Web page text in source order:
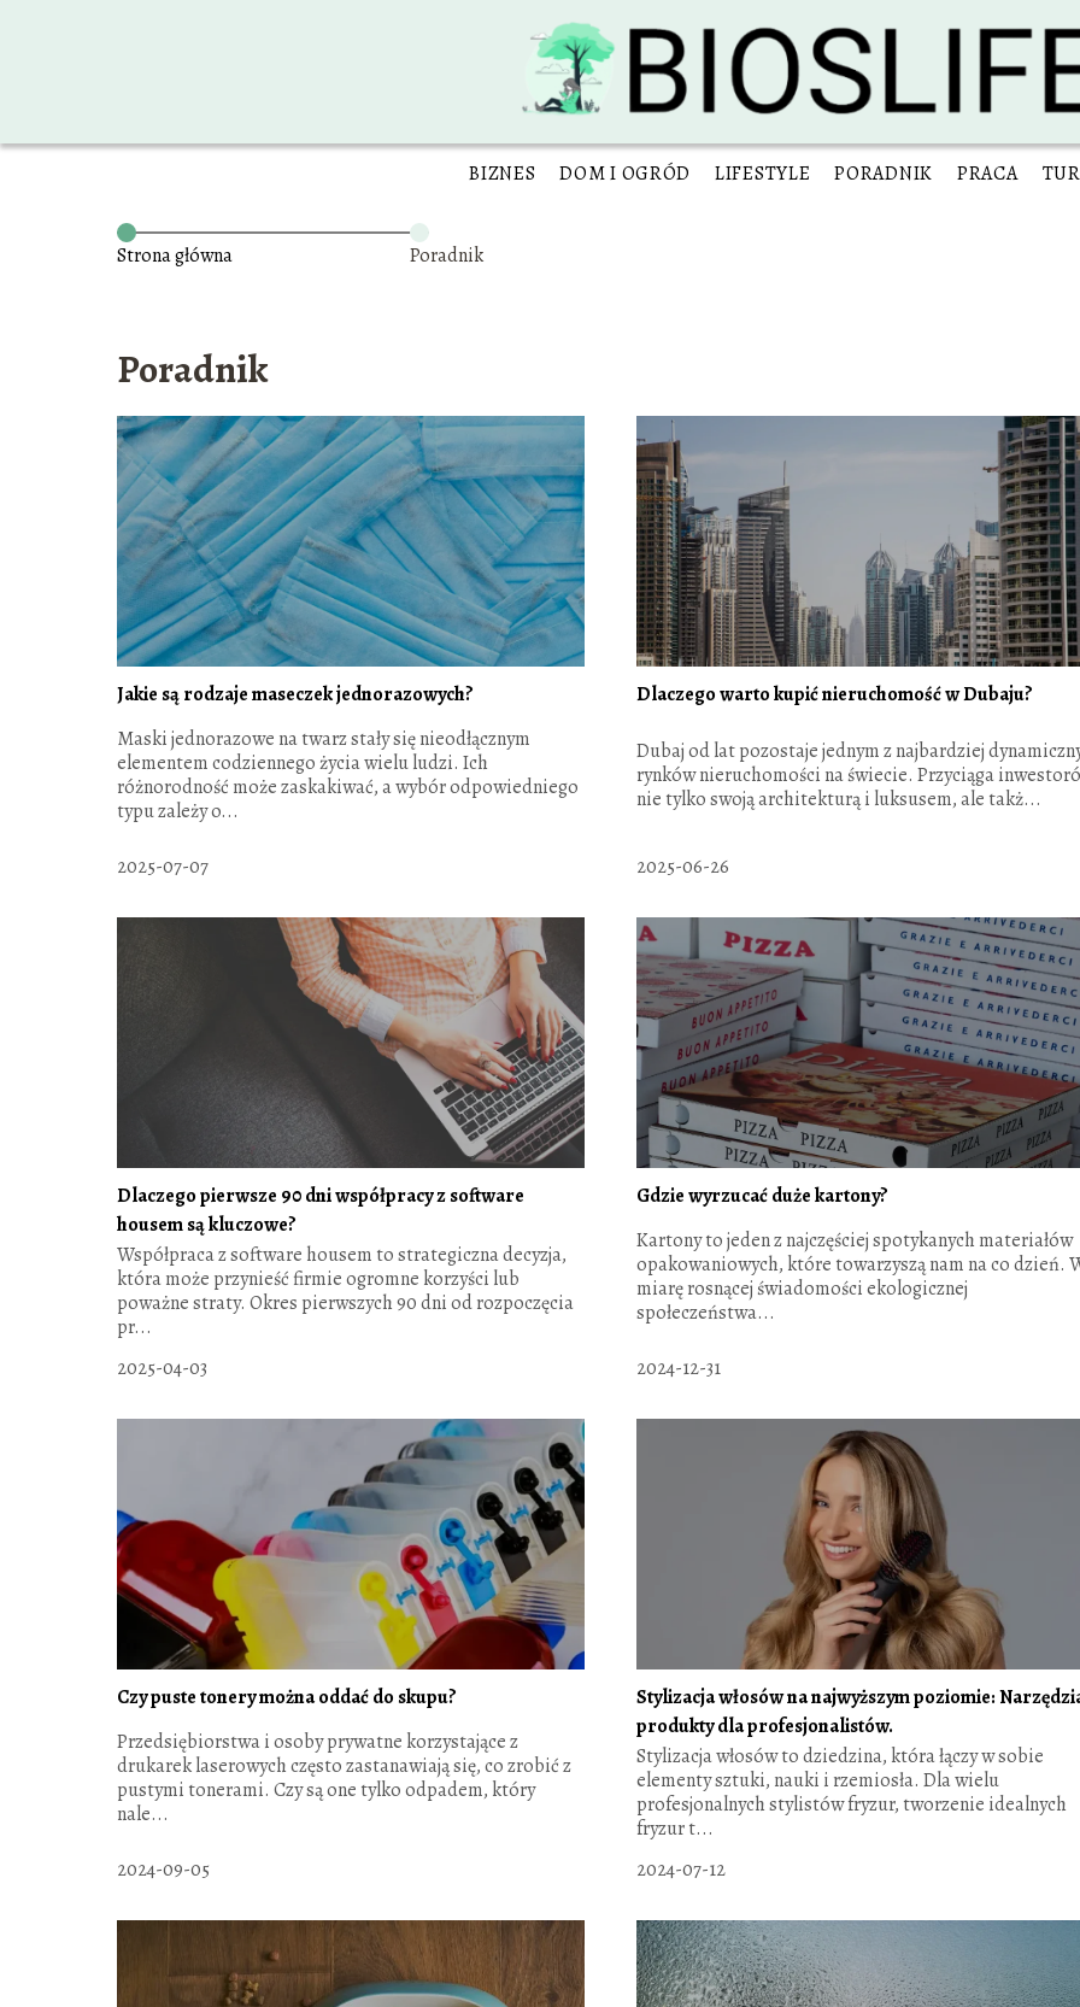
BIZNES DOM I OGRÓD LIFESTYLE PORADNIK PRACA
Strona główna Poradnik
Poradnik
Jakie są rodzaje maseczek jednorazowych?
Maski jednorazowe na twarz stały się nieodłącznym
elementem codziennego życia wielu ludzi. Ich
różnorodność może zaskakiwać, a wybór odpowiedniego
typu zależy o...
2025-07-07
Dlaczego warto kupić nieruchomość w Dubaju?
Dubaj od lat pozostaje jednym z najbardziej
rynków nieruchomości na świecie. Przyciąga
nie tylko swoją architekturą i luksusem, ale takż...
2025-06-26
Dlaczego pierwsze 90 dni współpracy z software
housem są kluczowe?
Współpraca z software housem to strategiczna decyzja,
która może przynieść firmie ogromne korzyści lub
poważne straty. Okres pierwszych 90 dni od rozpoczęcia
pr...
2025-04-03
Gdzie wyrzucać duże kartony?
Kartony to jeden z najczęściej spotykanych materiałów
opakowaniowych, które towarzyszą nam na co dzień.
miarę rosnącej świadomości ekologicznej
społeczeństwa...
2024-12-31
Czy puste tonery można oddać do skupu?
Przedsiębiorstwa i osoby prywatne korzystające z
drukarek laserowych często zastanawiają się, co zrobić z
pustymi tonerami. Czy są one tylko odpadem, który
nale...
2024-09-05
Stylizacja włosów na najwyższym poziomie:
produkty dla profesjonalistów.
Stylizacja włosów to dziedzina, która łączy w sobie
elementy sztuki, nauki i rzemiosła. Dla wielu
profesjonalnych stylistów fryzur, tworzenie idealnych
fryzur t...
2024-07-12